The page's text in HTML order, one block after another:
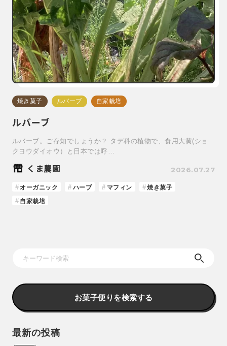
焼き菓子 ルバーブ 自家栽培
ルバーブ
ルバーブ。ご存知でしょうか？ タデ科の植物で、食用大黄(ショ
クヨウダイオウ）と日本では呼…
くま農園 2026.07.27
オーガニック ハーブ マフィン
焼き菓子
自家栽培
お菓子便りを検索する
最新の投稿